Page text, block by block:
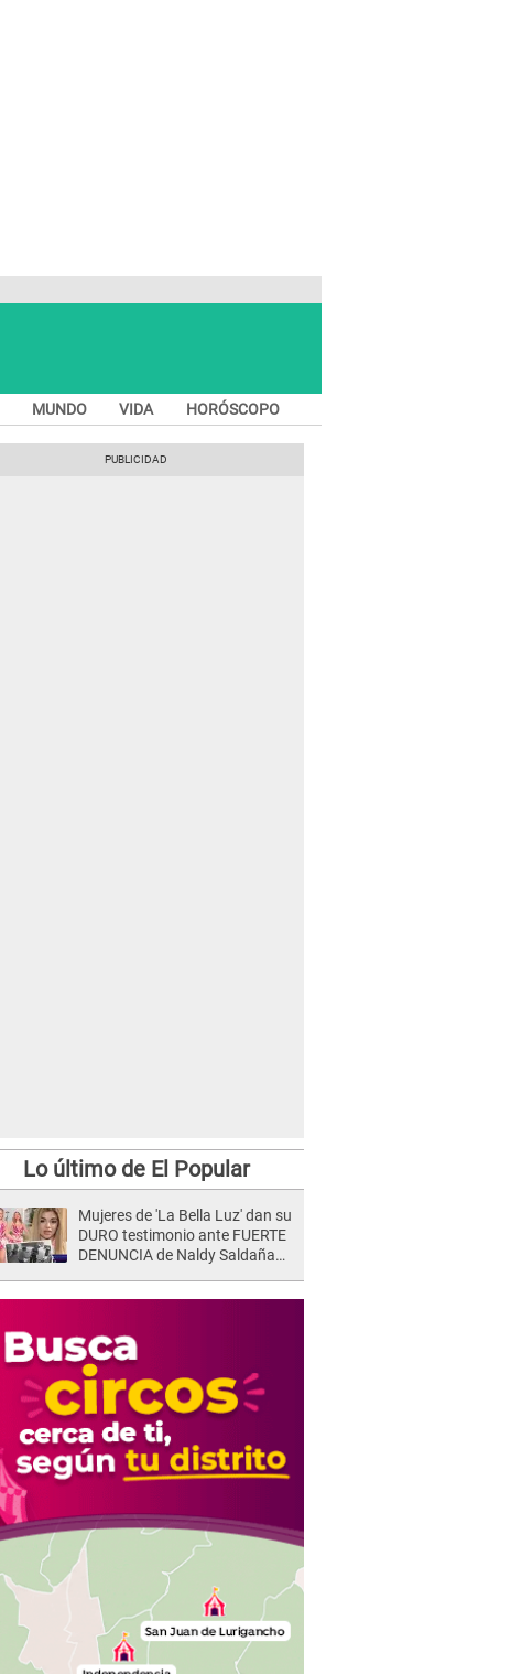
MUNDO VIDA HORÓSCOPO
Lo último de El Popular
Mujeres de 'La Bella Luz' dan su
DURO testimonio ante FUERTE
DENUNCIA de Naldy Saldaña